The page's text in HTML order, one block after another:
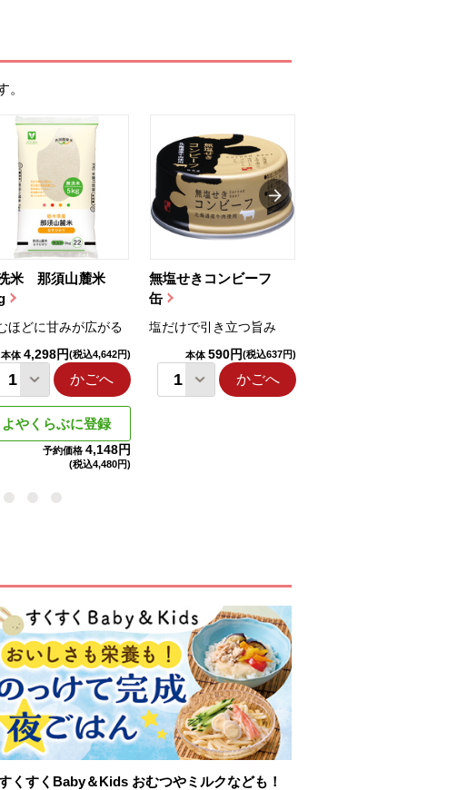
米 那須山麓米
ほどに甘みが広がる
本体 4,298円(税込4,642円)
かごへ
よやくらぶに登録
予約価格 4,148円
(税込4,480円)
無塩せきコンビーフ
缶
塩だけで引き立つ旨み
本体 590円(税込637円)
かごへ
くすくBaby＆Kids おむつやミルクなども！